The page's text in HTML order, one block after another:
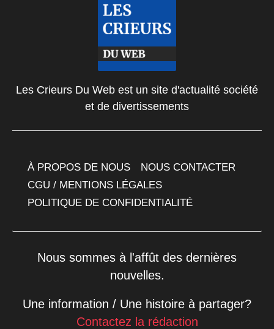
Les Crieurs Du Web est un site d'actualité société
et de divertissements
À PROPOS DE NOUS
NOUS CONTACTER
CGU / MENTIONS LÉGALES
POLITIQUE DE CONFIDENTIALITÉ
Nous sommes à l'affût des dernières
nouvelles.
Une information / Une histoire à partager?
Contactez la rédaction